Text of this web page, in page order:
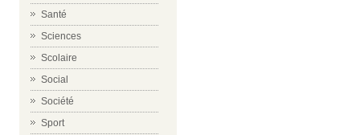
Santé
Sciences
Scolaire
Social
Société
Sport